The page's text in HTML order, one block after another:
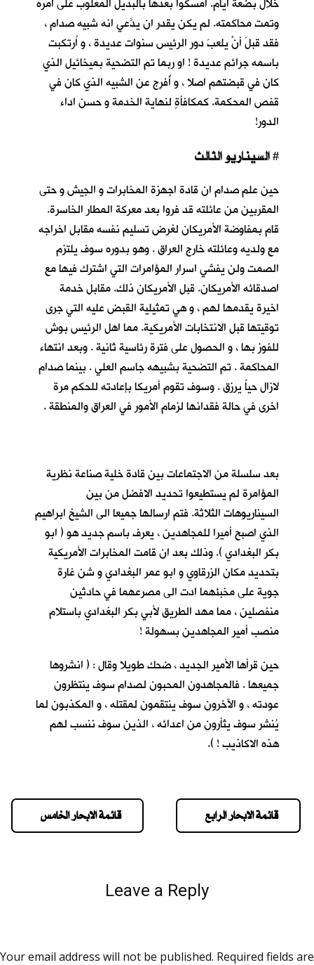
وتمت محاكمته. لم يكن يقدر ان يدَّعي انه شبيه صدام ،
فقد قبلَ أنْ يلعبَ دور الرئيس سنوات عديدة ، و اُرتكبت
باسمه جرائم عديدة ! او ربما تم التضحية بميخائيل الذي
كان في قبضتهم اصلا ، و أُفرِج عن الشبيه الذي كان في
قفص المحكمة. كمكافأةٍ لنهاية الخدمة و حسن اداء
الدور!
#
حين علم صدام ان قادة اجهزة المخابرات و الجيش و حتى
المقربين من عائلته قد فروا بعد معركة المطار الخاسرة.
قام بمفاوضة الأمريكان لغرض تسليم نفسه مقابل اخراجه
مع ولديه وعائلته خارج العراق . وهو بدوره سوف يلتزم
الصمت ولن يفشي اسرار المؤامرات التي اشترك فيها مع
اصدقائه الأمريكان. قبل الأمريكان ذلك. مقابل خدمة
اخيرة يقدمها لهم ، و هي تمثيلية القبض عليه التي جرى
توقيتها قبل الانتخابات الأمريكية. مما اهل الرئيس بوش
للفوز بها ، و الحصول على فترة رئاسية ثانية . وبعد انتهاء
المحاكمة . تم التضحية بشبيهه جاسم العلي . بينما صدام
لازال حياً يرزق . وسوف تقوم أمريكا بإعادته للحكم مرة
اخرى في حالة فقدانها لزمام الأمور في العراق والمنطقة .
بعد سلسلة من الاجتماعات بين قادة خلية صناعة نظرية
المؤامرة لم يستطيعوا تحديد الافضل من بين
السيناريوهات الثلاثة. فتم ارسالها جميعا الى الشيخ ابراهيم
الذي اصبح أميرا للمجاهدين ، يعرف باسم جديد هو ( ابو
بكر البغدادي ). وذلك بعد ان قامت المخابرات الأمريكية
بتحديد مكان الزرقاوي و ابو عمر البغدادي و شن غارة
جوية على مخبئهما ادت الى مصرعهما في حادثين
منفصلين ، مما مهد الطريق لأبي بكر البغدادي باستلام
منصب أمير المجاهدين بسهولة !
حين قرأها الأمير الجديد ، ضحك طويلا وقال : ( انشروها
جميعها . فالمجاهدون المحبون لصدام سوف ينتظرون
عودته ، و الآخرون سوف ينتقمون لمقتله ، و المكذبون لما
يُنشر سوف يثأرون من اعدائه ، الذين سوف ننسب لهم
هذه الاكاذيب ! ).
قائمة الابحار الخامس قائمة الابحار الرابع
Leave a Reply
Your email address will not be published. Required fields are